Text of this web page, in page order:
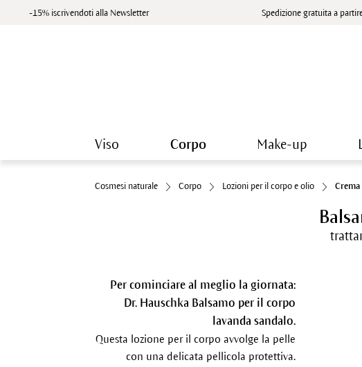
-15% iscrivendoti alla Newsletter Spedizione gratuita a
Viso Corpo Make-up
Cosmesi naturale Corpo Lozioni per il corpo e olio
Per cominciare al meglio la giornata:
Dr. Hauschka Balsamo per il corpo
lavanda sandalo.
Questa lozione per il corpo avvolge la pelle
con una delicata pellicola protettiva.